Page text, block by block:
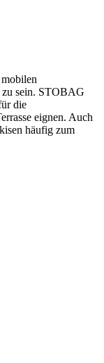
zu sein. STOBAG
die
eignen. Auch
häufig zum